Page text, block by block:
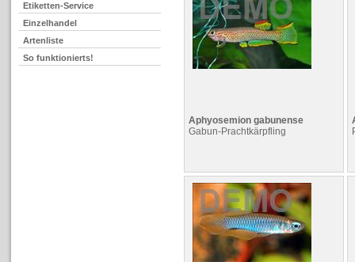
Etiketten-Service
Einzelhandel
Artenliste
So funktionierts!
Aphyosemion gabunense
Gabun-Prachtkärpfling